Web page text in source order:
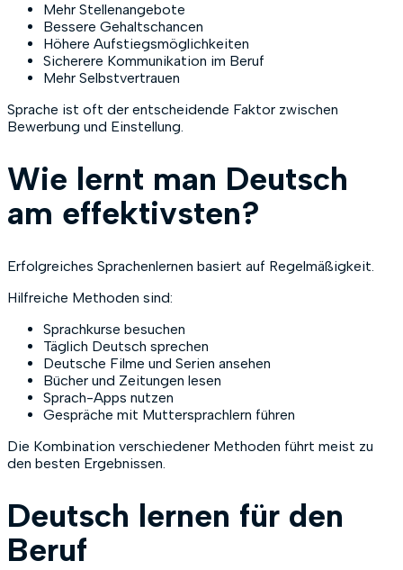
Mehr Stellenangebote
Bessere Gehaltschancen
Höhere Aufstiegsmöglichkeiten
Sicherere Kommunikation im Beruf
Mehr Selbstvertrauen
Sprache ist oft der entscheidende Faktor zwischen
Bewerbung und Einstellung.
Wie lernt man Deutsch
am effektivsten?
Erfolgreiches Sprachenlernen basiert auf Regelmäßigkeit.
Hilfreiche Methoden sind:
Sprachkurse besuchen
Täglich Deutsch sprechen
Deutsche Filme und Serien ansehen
Bücher und Zeitungen lesen
Sprach-Apps nutzen
Gespräche mit Muttersprachlern führen
Die Kombination verschiedener Methoden führt meist zu
den besten Ergebnissen.
Deutsch lernen für den
Beruf